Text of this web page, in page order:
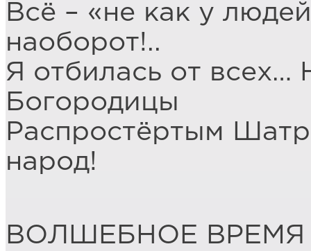
Всё – «не как у
наоборот!..
Я отбилась от всех…
Богородицы
Распростёртым
народ!
ВОЛШЕБНОЕ ВРЕМЯ